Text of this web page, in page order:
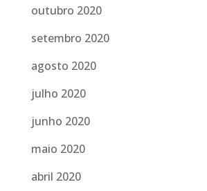
outubro 2020
setembro 2020
agosto 2020
julho 2020
junho 2020
maio 2020
abril 2020